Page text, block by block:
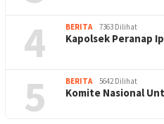
4 BERITA 7363 Dilihat
Kapolsek Peranap
5 BERITA 5642 Dilihat
Komite Nasional